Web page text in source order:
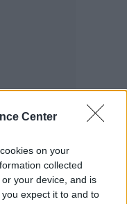
Center
on your
collected
your device, and is
expect it to and to